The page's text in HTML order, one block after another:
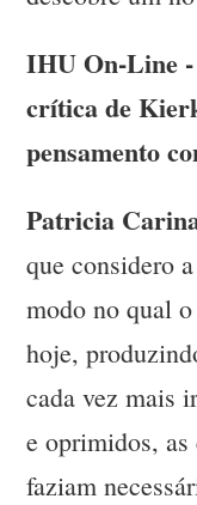
IHU On-Line -
crítica de
pensamento
Patricia
que considero
modo no qual
hoje,
cada vez mais
e oprimidos,
faziam